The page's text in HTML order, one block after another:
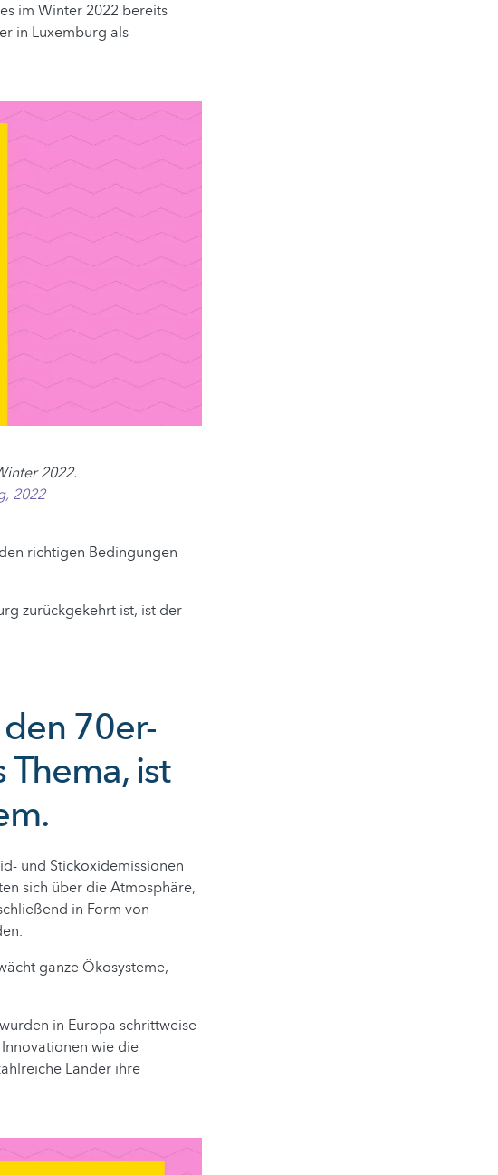
im Winter 2022 bereits
in Luxemburg als
2022.
2022
richtigen Bedingungen
zurückgekehrt ist, ist der
70er-
ist
und Stickoxidemissionen
sich über die Atmosphäre,
in Form von
ganze Ökosysteme,
in Europa schrittweise
wie die
Länder ihre